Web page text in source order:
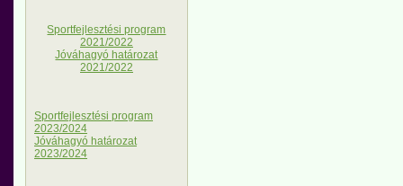
Sportfejlesztési program
2021/2022
Jóváhagyó határozat
2021/2022
Sportfejlesztési program
2023/2024
Jóváhagyó határozat
2023/2024